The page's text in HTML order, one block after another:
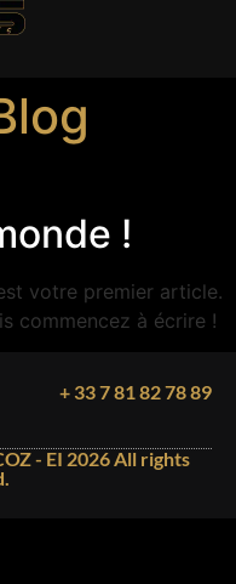
!
votre premier article.
commencez à écrire !
+ 33 7 81 82 78 89
- EI 2026 All rights